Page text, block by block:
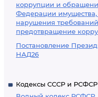
коррупции и
Федерации имущества,
нарушения
предотвращение
Постановление
НАД26
Кодексы СССР и РСФСР